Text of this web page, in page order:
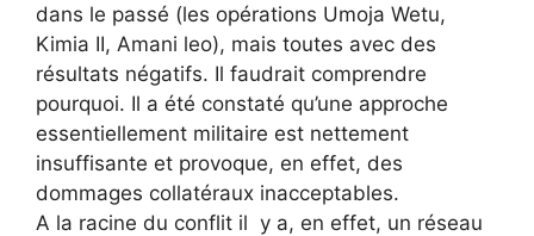
dans le passé (les opérations Umoja Wetu,
Kimia II, Amani leo), mais toutes avec des
résultats négatifs. Il faudrait comprendre
pourquoi. Il a été constaté qu’une approche
essentiellement militaire est nettement
insuffisante et provoque, en effet, des
dommages collatéraux inacceptables.
A la racine du conflit il y a, en effet, un réseau